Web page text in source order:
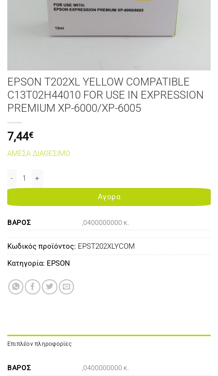
EPSON T202XL YELLOW COMPATIBLE
C13T02H44010 FOR USE IN EXPRESSION
PREMIUM XP-6000/XP-6005
7,44€
ΑΜΕΣΑ ΔΙΑΘΕΣΙΜΟ
EPSON T202XL YELLOW COMPATIBLE C13T02H44010 FOR USE
Αγορα
ΒΆΡΟΣ ,0400000000 κ.
Κωδικός προϊόντος: EPST202XLYCOM
Κατηγορία: EPSON
Επιπλέον πληροφορίες
ΒΆΡΟΣ ,0400000000 κ.